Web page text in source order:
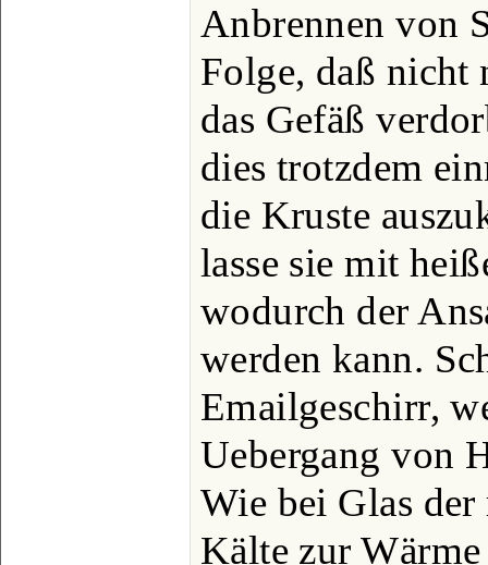
Anbrennen von
Folge, daß nicht
das Gefäß
dies trotzdem
die Kruste
lasse sie mit
wodurch der
werden kann.
Emailgeschirr,
Uebergang von
Wie bei Glas der
Kälte zur